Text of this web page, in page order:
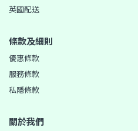
英國配送
條款及細則
優惠條款
服務條款
私隱條款
關於我們